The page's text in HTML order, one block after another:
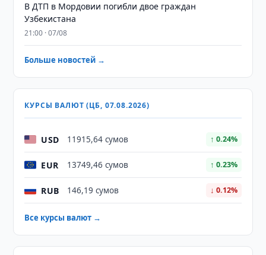
В ДТП в Мордовии погибли двое граждан
Узбекистана
21:00 · 07/08
Больше новостей →
КУРСЫ ВАЛЮТ (ЦБ, 07.08.2026)
USD 11915,64 сумов ↑ 0.24%
EUR 13749,46 сумов ↑ 0.23%
RUB 146,19 сумов ↓ 0.12%
Все курсы валют →